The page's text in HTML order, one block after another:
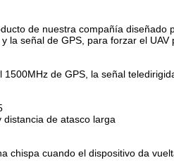
de nuestra compañía
señal de GPS, para forzar el
de GPS, la señal
de atasco larga
chispa cuando el dispositivo da